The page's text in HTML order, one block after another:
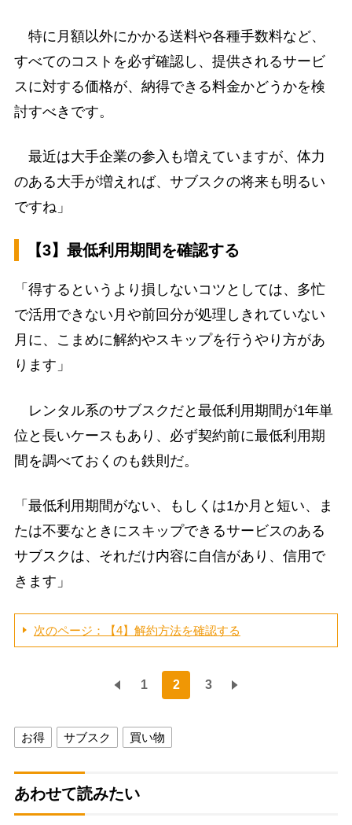
特に月額以外にかかる送料や各種手数料など、
すべてのコストを必ず確認し、提供されるサービ
スに対する価格が、納得できる料金かどうかを検
討すべきです。
最近は大手企業の参入も増えていますが、体力
のある大手が増えれば、サブスクの将来も明るい
ですね」
【3】最低利用期間を確認する
「得するというより損しないコツとしては、多忙
で活用できない月や前回分が処理しきれていない
月に、こまめに解約やスキップを行うやり方があ
ります」
レンタル系のサブスクだと最低利用期間が1年単
位と長いケースもあり、必ず契約前に最低利用期
間を調べておくのも鉄則だ。
「最低利用期間がない、もしくは1か月と短い、ま
たは不要なときにスキップできるサービスのある
サブスクは、それだけ内容に自信があり、信用で
きます」
次のページ：【4】解約方法を確認する
1 2 3
お得 サブスク 買い物
あわせて読みたい